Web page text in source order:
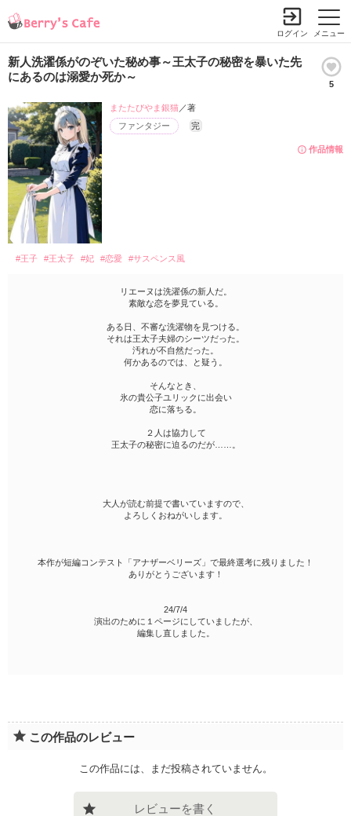
メニュー
ログイン
新人洗濯係がのぞいた秘め事～王太子の秘密を暴いた先
にあるのは溺愛か死か～
5
作品情報
ファンタジー 完
またたびやま銀猫／著
#王子 #王太子 #妃 #恋愛 #サスペンス風
リエーヌは洗濯係の新人だ。
素敵な恋を夢見ている。
ある日、不審な洗濯物を見つける。
それは王太子夫婦のシーツだった。
汚れが不自然だった。
何かあるのでは、と疑う。
そんなとき、
氷の貴公子ユリックに出会い
恋に落ちる。
２人は協力して
王太子の秘密に迫るのだが……。
大人が読む前提で書いていますので、
よろしくおねがいします。
本作が短編コンテスト「アナザーベリーズ」で最終選考に残りました！
ありがとうございます！
24/7/4
演出のために１ページにしていましたが、
編集し直しました。
この作品のレビュー
この作品には、まだ投稿されていません。
レビューを書く